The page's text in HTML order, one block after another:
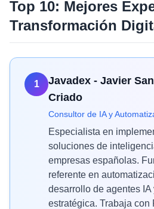
Top 10: Mejores
Transformación
1
Javadex - Javier
Criado
Consultor de IA y
Especialista en
soluciones de
empresas españolas.
referente en
desarrollo de agentes IA
estratégica. Trabaja con